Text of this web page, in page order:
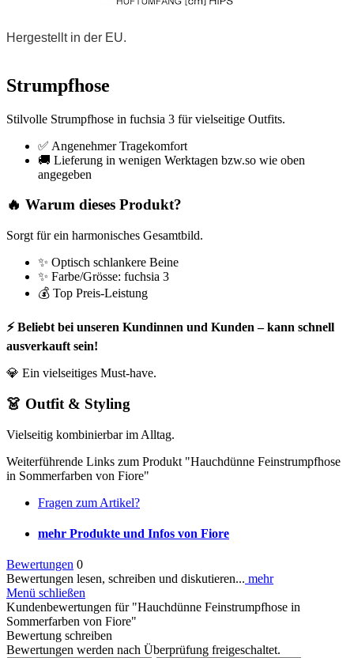
Hergestellt in der EU.
Strumpfhose
Stilvolle Strumpfhose in fuchsia 3 für vielseitige Outfits.
✅ Angenehmer Tragekomfort
🚚 Lieferung in wenigen Werktagen bzw.so wie oben
angegeben
🔥 Warum dieses Produkt?
Sorgt für ein harmonisches Gesamtbild.
✨ Optisch schlankere Beine
✨ Farbe/Grösse: fuchsia 3
💰 Top Preis-Leistung
⚡ Beliebt bei unseren Kundinnen und Kunden – kann schnell
ausverkauft sein!
💎 Ein vielseitiges Must-have.
👗 Outfit & Styling
Vielseitig kombinierbar im Alltag.
Weiterführende Links zum Produkt "Hauchdünne Feinstrumpfhose
in Sommerfarben von Fiore"
Fragen zum Artikel?
mehr Produkte und Infos von Fiore
Bewertungen 0
Bewertungen lesen, schreiben und diskutieren... mehr
Menü schließen
Kundenbewertungen für "Hauchdünne Feinstrumpfhose in
Sommerfarben von Fiore"
Bewertung schreiben
Bewertungen werden nach Überprüfung freigeschaltet.